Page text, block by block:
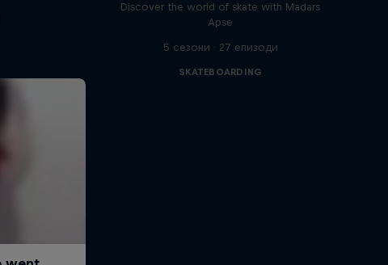
Discover the world of skate with Madars
Apse
5 сезони · 27 епизоди
SKATEBOARDING